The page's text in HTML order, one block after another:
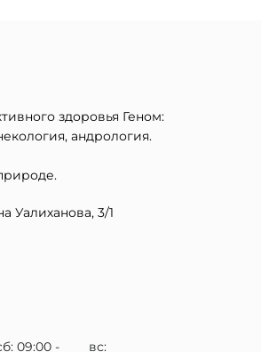
здоровья Геном:
андрология.
Уалиханова, 3/1
09:00 -
вс: